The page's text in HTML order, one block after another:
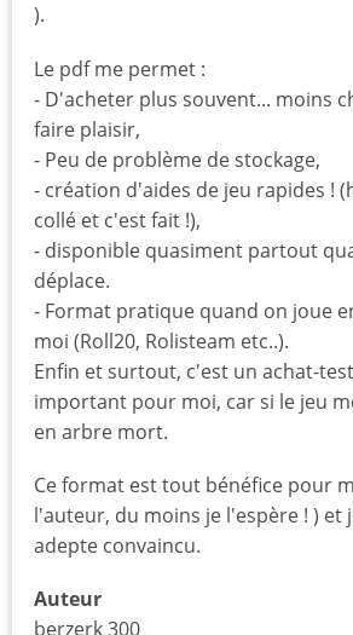
).
Le pdf me permet :
- D'acheter plus souvent... moins
faire plaisir,
- Peu de problème de stockage,
- création d'aides de jeu rapides !
collé et c'est fait !),
- disponible quasiment partout
déplace.
- Format pratique quand on joue
moi (Roll20, Rolisteam etc..).
Enfin et surtout, c'est un achat-
important pour moi, car si le jeu
en arbre mort.
Ce format est tout bénéfice pour
l'auteur, du moins je l'espère ! ) et
adepte convaincu.
Auteur
berzerk 300